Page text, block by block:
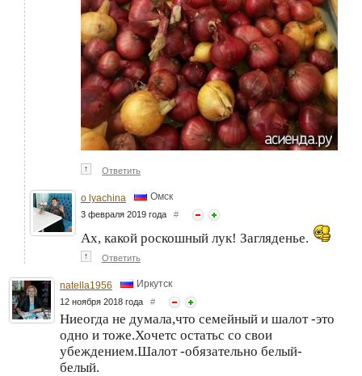
↑ Ответить
o lyachina Омск
3 февраля 2019 года #
Ах, какой роскошный лук! Загляденье.
↑ Ответить
natella1956 Иркутск
12 ноября 2018 года #
Ниеогда не думала,что семейный и шалот -это
одно и тоже.Хочетс остатьс со свои
убеждением.Шалот -обязательно белый-
белый.